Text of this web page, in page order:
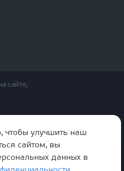
сайте,
дверей
чтобы улучшить наш
сайтом, вы
данных в